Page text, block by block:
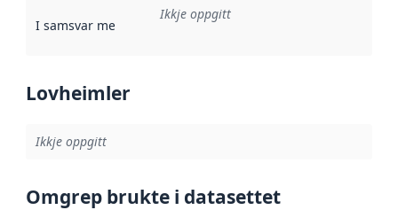
I samsvar med Referanse til ei implementeringsregel eller
Ikkje oppgitt
Lovheimler
Ikkje oppgitt
Omgrep brukte i datasettet